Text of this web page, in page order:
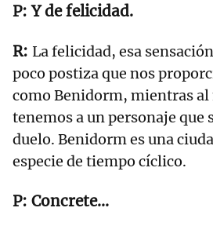
Y de felicidad.
La felicidad, esa
poco postiza que nos
como Benidorm, mientras
tenemos a un personaje que
duelo. Benidorm es una
especie de tiempo cíclico.
Concrete...